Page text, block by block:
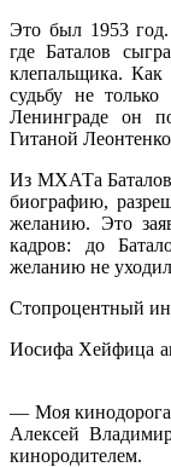
Это был 1953
где Баталов
клепальщика. Как
судьбу не
Ленинграде он
Гитаной
Из МХАТа
биографию,
желанию. Это
кадров: до
желанию не
Стопроцентный
Иосифа Хейфица
— Моя кинодорога
Алексей
кинородителем.